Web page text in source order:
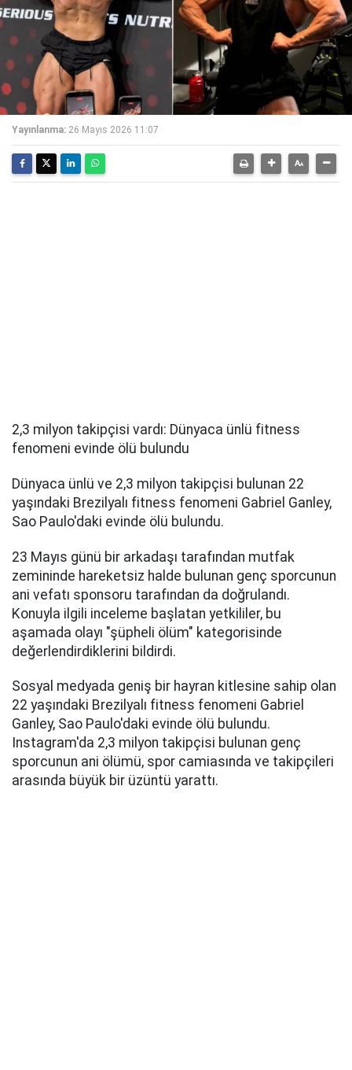
Yayınlanma: 26 Mayıs 2026 11:07
2,3 milyon takipçisi vardı: Dünyaca ünlü fitness
fenomeni evinde ölü bulundu
Dünyaca ünlü ve 2,3 milyon takipçisi bulunan 22
yaşındaki Brezilyalı fitness fenomeni Gabriel Ganley,
Sao Paulo'daki evinde ölü bulundu.
23 Mayıs günü bir arkadaşı tarafından mutfak
zemininde hareketsiz halde bulunan genç sporcunun
ani vefatı sponsoru tarafından da doğrulandı.
Konuyla ilgili inceleme başlatan yetkililer, bu
aşamada olayı "şüpheli ölüm" kategorisinde
değerlendirdiklerini bildirdi.
Sosyal medyada geniş bir hayran kitlesine sahip olan
22 yaşındaki Brezilyalı fitness fenomeni Gabriel
Ganley, Sao Paulo'daki evinde ölü bulundu.
Instagram'da 2,3 milyon takipçisi bulunan genç
sporcunun ani ölümü, spor camiasında ve takipçileri
arasında büyük bir üzüntü yarattı.